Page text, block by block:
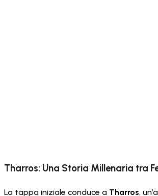
Tharros: Una Storia Millenaria tra
La tappa iniziale conduce a Tharros,